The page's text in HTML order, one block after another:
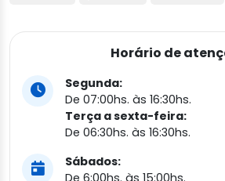
Horário de
Segunda:
De 07:00hs. às 16:30hs.
Terça a sexta-feira:
De 06:30hs. às 16:30hs.
Sábados:
De 6:00hs. às 15:00hs.